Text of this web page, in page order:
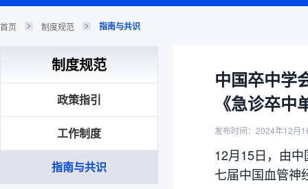
首页 制度规范 指南与共识
制度规范
政策指引
工作制度
指南与共识
中国卒中学
《急诊卒中
发布时间：2024年12月
12月15日，由
七届中国血管神